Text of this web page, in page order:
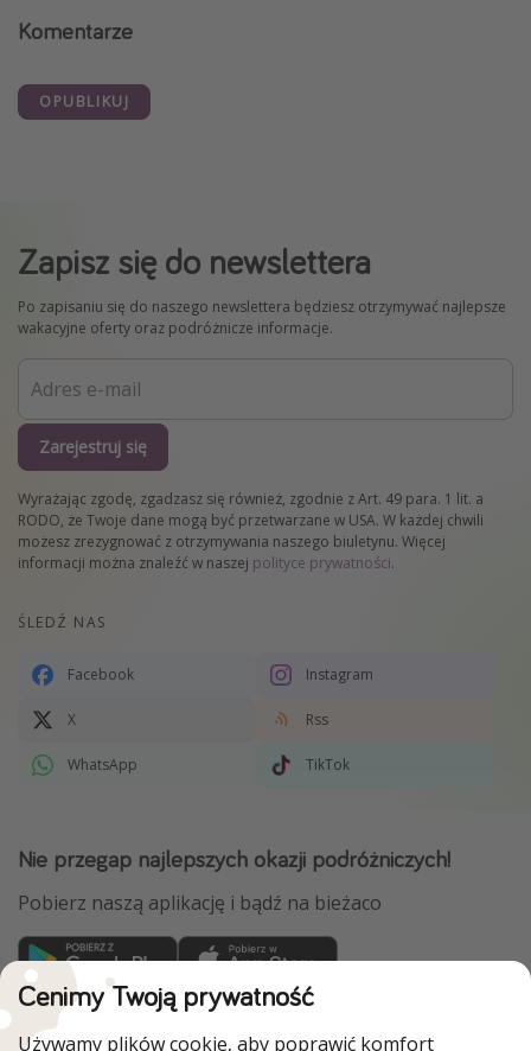
Komentarze
OPUBLIKUJ
Zapisz się do newslettera
Po zapisaniu się do naszego newslettera będziesz otrzymywać najlepsze
wakacyjne oferty oraz podróżnicze informacje.
Zarejestruj się
Wyrażając zgodę, zgadzasz się również, zgodnie z Art. 49 para. 1 lit. a
RODO, że Twoje dane mogą być przetwarzane w USA. W każdej chwili
możesz zrezygnować z otrzymywania naszego biuletynu. Więcej
informacji można znaleźć w naszej polityce prywatności.
ŚLEDŹ NAS
Facebook Instagram
X Rss
WhatsApp TikTok
Nie przegap najlepszych okazji podróżniczych!
Pobierz naszą aplikację i bądź na bieżaco
WakacyjniPiraci są częścią Grupy HolidayPirates
Cenimy Twoją prywatność
Używamy plików cookie, aby poprawić komfort